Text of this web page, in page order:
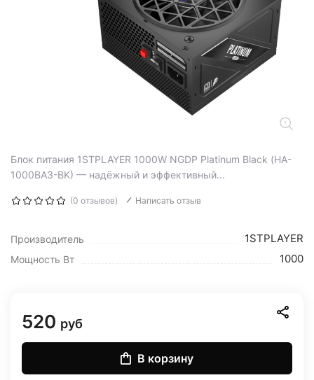
Блок питания 1STPLAYER 1000W NGDP Platinum Black (HA-
1000BA3-BK) — надёжный и эффективный...
(0 отзывов) Написать отзыв
Производитель 1STPLAYER
Мощность Вт 1000
520 руб
В корзину